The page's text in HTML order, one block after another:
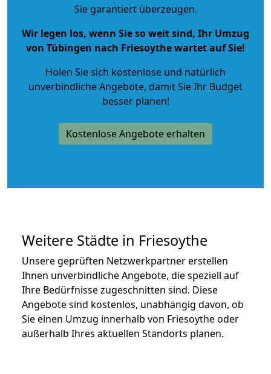
Sie garantiert überzeugen.
Wir legen los, wenn Sie so weit sind, Ihr Umzug
von Tübingen nach Friesoythe wartet auf Sie!
Holen Sie sich kostenlose und natürlich
unverbindliche Angebote, damit Sie Ihr Budget
besser planen!
Kostenlose Angebote erhalten
Weitere Städte in Friesoythe
Unsere geprüften Netzwerkpartner erstellen
Ihnen unverbindliche Angebote, die speziell auf
Ihre Bedürfnisse zugeschnitten sind. Diese
Angebote sind kostenlos, unabhängig davon, ob
Sie einen Umzug innerhalb von Friesoythe oder
außerhalb Ihres aktuellen Standorts planen.